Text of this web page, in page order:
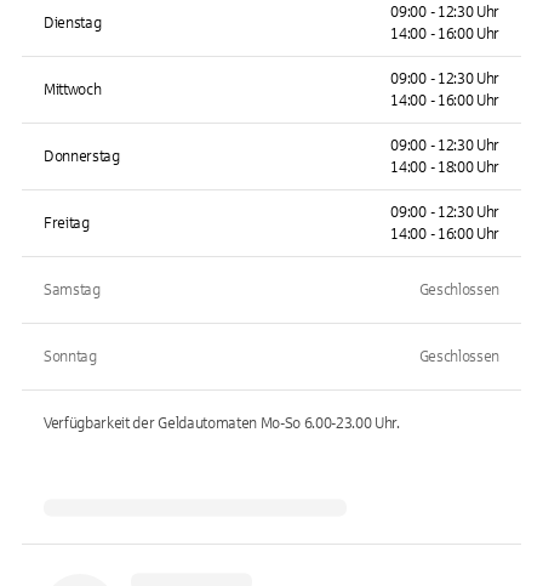
Dienstag
09:00 - 12:30 Uhr
14:00 - 16:00 Uhr
Mittwoch
09:00 - 12:30 Uhr
14:00 - 16:00 Uhr
Donnerstag
09:00 - 12:30 Uhr
14:00 - 18:00 Uhr
Freitag
09:00 - 12:30 Uhr
14:00 - 16:00 Uhr
Samstag Geschlossen
Sonntag Geschlossen
Verfügbarkeit der Geldautomaten Mo-So 6.00-23.00Uhr.